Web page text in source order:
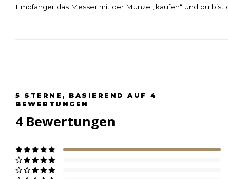
Empfänger das Messer mit der Münze „kaufen“ und du bist
5 STERNE, BASIEREND AUF 4
BEWERTUNGEN
4Bewertungen